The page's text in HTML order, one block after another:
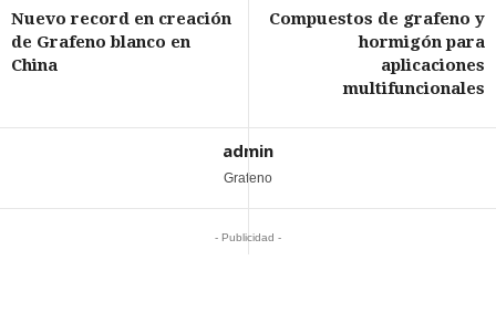
Nuevo record en creación
de Grafeno blanco en
China
Compuestos de grafeno y
hormigón para
aplicaciones
multifuncionales
admin
Grafeno
- Publicidad -